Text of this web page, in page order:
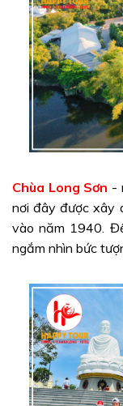
Chùa Long Sơn -
nơi đây được xây
vào năm 1940.
ngắm nhìn bức